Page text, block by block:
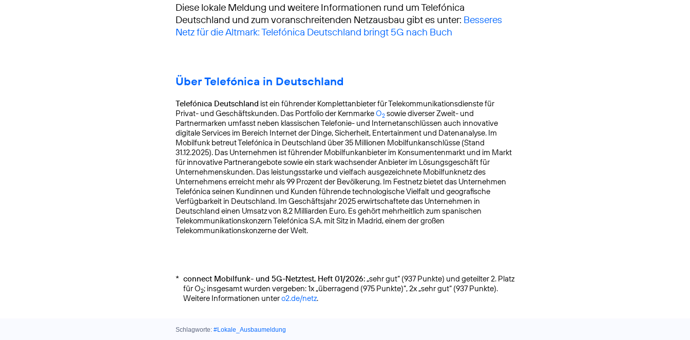
Diese lokale Meldung und weitere Informationen rund um Telefónica
Deutschland und zum voranschreitenden Netzausbau gibt es unter: Besseres
Netz für die Altmark: Telefónica Deutschland bringt 5G nach Buch
Über Telefónica in Deutschland
Telefónica Deutschland ist ein führender Komplettanbieter für Telekommunikationsdienste für
Privat- und Geschäftskunden. Das Portfolio der KernmarkeO2 sowie diverser Zweit- und
Partnermarken umfasst neben klassischen Telefonie- und Internetanschlüssen auch innovative
digitale Services im Bereich Internet der Dinge, Sicherheit, Entertainment und Datenanalyse. Im
Mobilfunk betreut Telefónica in Deutschland über 35 Millionen Mobilfunkanschlüsse (Stand
31.12.2025). Das Unternehmen ist führender Mobilfunkanbieter im Konsumentenmarkt und im Markt
für innovative Partnerangebote sowie ein stark wachsender Anbieter im Lösungsgeschäft für
Unternehmenskunden. Das leistungsstarke und vielfach ausgezeichnete Mobilfunknetz des
Unternehmens erreicht mehr als 99 Prozent der Bevölkerung. Im Festnetz bietet das Unternehmen
Telefónica seinen Kundinnen und Kunden führende technologische Vielfalt und geografische
Verfügbarkeit in Deutschland. Im Geschäftsjahr 2025 erwirtschaftete das Unternehmen in
Deutschland einen Umsatz von 8,2 Milliarden Euro. Es gehört mehrheitlich zum spanischen
Telekommunikationskonzern Telefónica S.A. mit Sitz in Madrid, einem der großen
Telekommunikationskonzerne der Welt.
* connect Mobilfunk- und 5G-Netztest, Heft 01/2026: „sehr gut“ (937 Punkte) und geteilter 2. Platz
für O2; insgesamt wurden vergeben: 1x „überragend (975 Punkte)“, 2x „sehr gut“ (937 Punkte).
Weitere Informationen untero2.de/netz.
Schlagworte: #Lokale_Ausbaumeldung